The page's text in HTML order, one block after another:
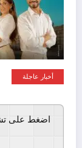
أخبار عاجلة
اضغط على